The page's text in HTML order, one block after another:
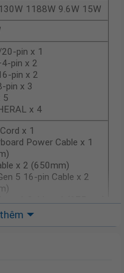
1188W 9.6W 15W
pin x 1
pin x 2
pin x 2
pin x 3
5
x 4
x 1
Power Cable x 1
x 2 (650mm)
5 16-pin Cable x 2
to-2 Cable x 1 (675mm)
1-to-4 x 1